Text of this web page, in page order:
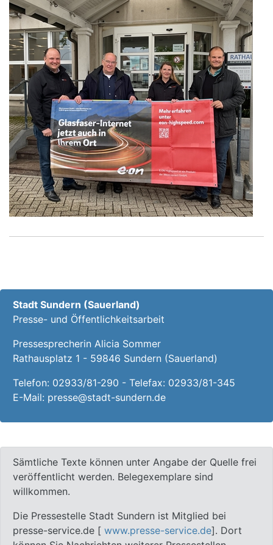
Stadt Sundern (Sauerland)
Presse- und Öffentlichkeitsarbeit
Pressesprecherin Alicia Sommer
Rathausplatz 1 - 59846 Sundern (Sauerland)
Telefon: 02933/81-290 - Telefax: 02933/81-345
E-Mail: presse@stadt-sundern.de
Sämtliche Texte können unter Angabe der Quelle frei
veröffentlicht werden. Belegexemplare sind
willkommen.
Die Pressestelle Stadt Sundern ist Mitglied bei
presse-service.de [ www.presse-service.de]. Dort